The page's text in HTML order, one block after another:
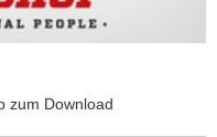
zum Download